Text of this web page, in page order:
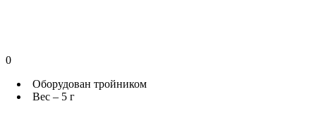
0
Оборудован тройником
Вес – 5 г